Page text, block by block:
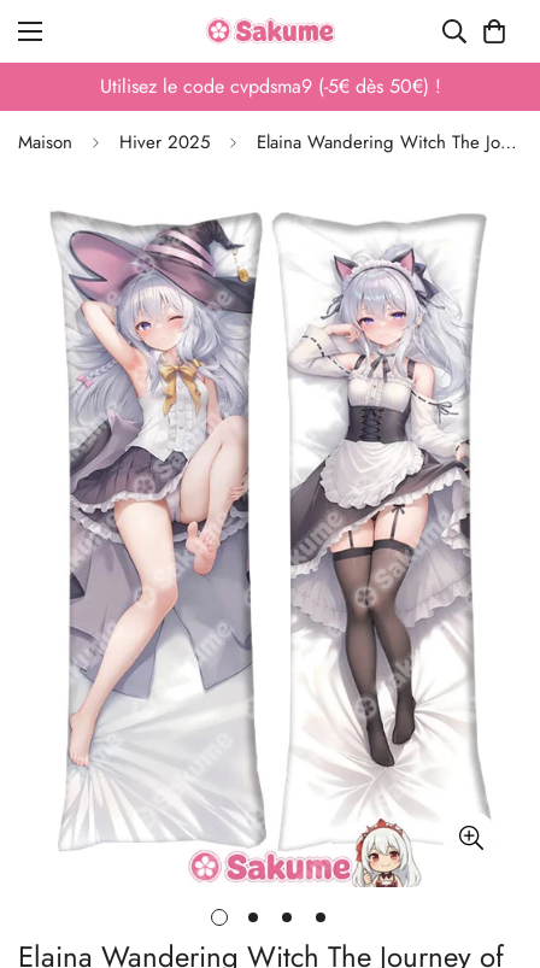
Utilisez le code cvpdsma9 (-5€ dès 50€) !
Maison Hiver 2025 Elaina Wandering Witch The Journey of Elaina Housse de Dakimakura cadeau Otaku
Elaina Wandering Witch The Journey of